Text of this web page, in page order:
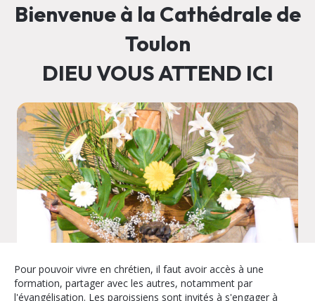
Bienvenue à la Cathédrale de
Toulon
DIEU VOUS ATTEND ICI
Pour pouvoir vivre en chrétien, il faut avoir accès à une
formation, partager avec les autres, notamment par
l'évangélisation. Les paroissiens sont invités à s'engager à